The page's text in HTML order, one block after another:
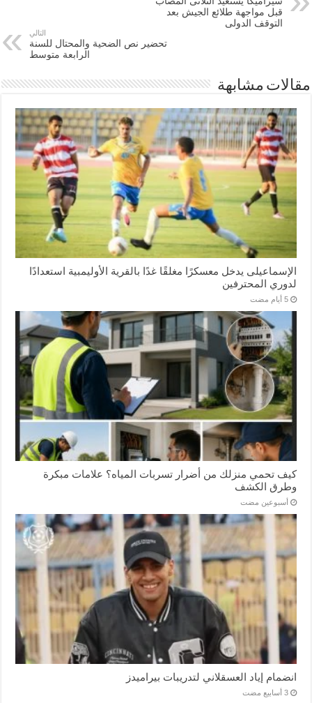
قبل مواجهة طلائع الجيش بعد
التوقف الدولى
التالي
تحضير نص الضحية والمحتال للسنة
الرابعة متوسط
مقالات مشابهة
الإسماعیلی یدخل معسكرًا مغلقًا غدًا بالقرية الأوليمبية استعدادًا
لدوري المحترفين
‏5 أيام مضت
كيف تحمي منزلك من أضرار تسربات المياه؟ علامات مبكرة
وطرق الكشف
‏أسبوعين مضت
انضمام إياد العسقلاني لتدريبات بيراميدز
‏3 أسابيع مضت